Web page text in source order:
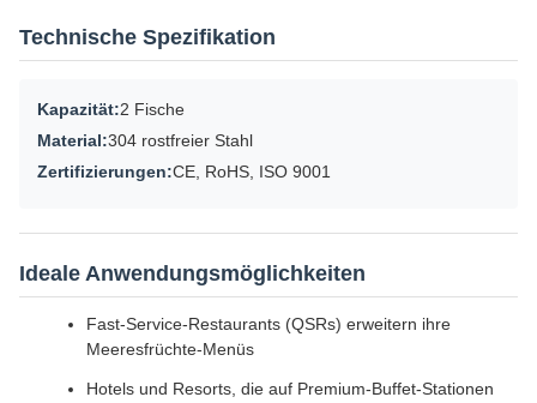
Technische Spezifikation
Kapazität:2 Fische
Material:304 rostfreier Stahl
Zertifizierungen:CE, RoHS, ISO 9001
Ideale Anwendungsmöglichkeiten
Fast-Service-Restaurants (QSRs) erweitern ihre
Meeresfrüchte-Menüs
Hotels und Resorts, die auf Premium-Buffet-Stationen